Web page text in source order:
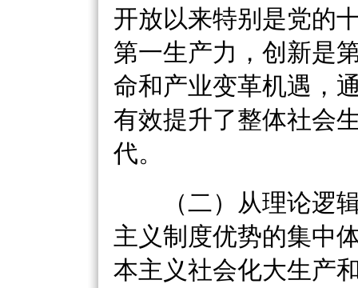
开放以来特别是党的
第一生产力，创新是
命和产业变革机遇，
有效提升了整体社会
代。
（二）从理论逻辑
主义制度优势的集中
本主义社会化大生产